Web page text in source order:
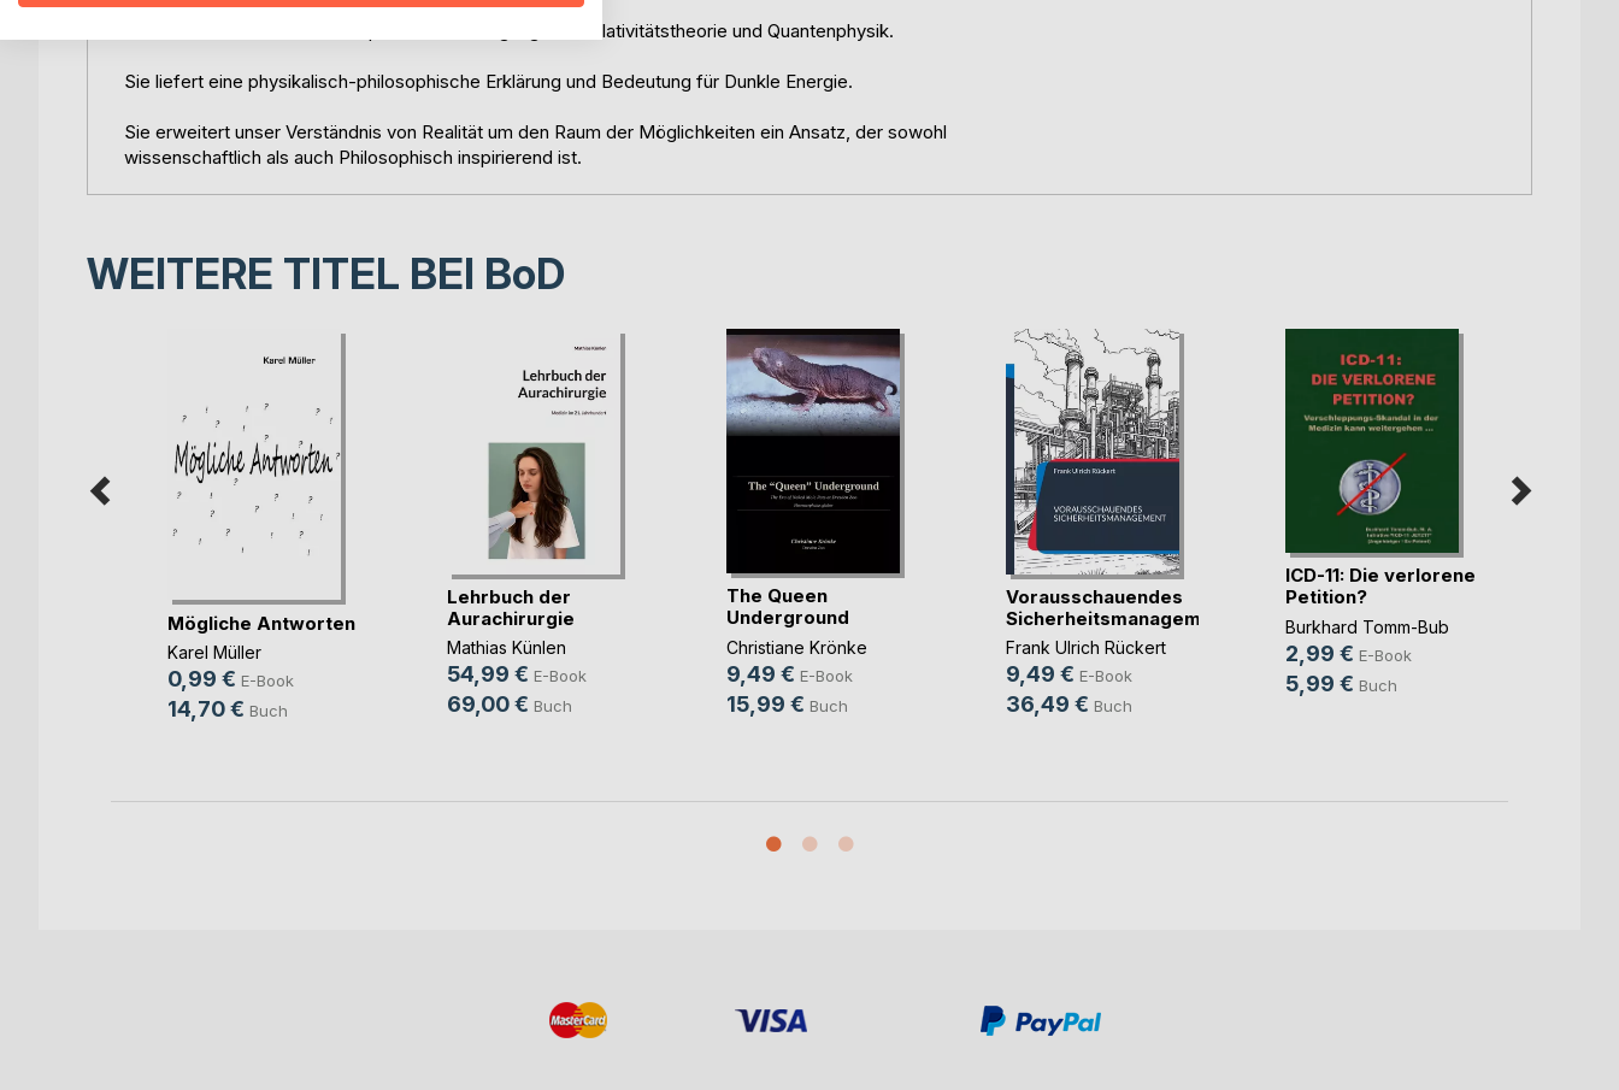
Die Theorie bietet eine konzeptionelle Vereinigung von Relativitätstheorie und Quantenphysik.
Sie liefert eine physikalisch-philosophische Erklärung und Bedeutung für Dunkle Energie.
Sie erweitert unser Verständnis von Realität um den Raum der Möglichkeiten ein Ansatz, der sowohl
wissenschaftlich als auch Philosophisch inspirierend ist.
WEITERE TITEL BEI BoD
Mögliche Antworten
Karel Müller
0,99 € E-Book
14,70 € Buch
Lehrbuch der
Aurachirurgie
Mathias Künlen
54,99 € E-Book
69,00 € Buch
The Queen
Underground
Christiane Krönke
9,49 € E-Book
15,99 € Buch
Vorausschauendes
Sicherheitsmanagement
Frank Ulrich Rückert
9,49 € E-Book
36,49 € Buch
ICD-11: Die verlorene
Petition?
Burkhard Tomm-Bub
2,99 € E-Book
5,99 € Buch